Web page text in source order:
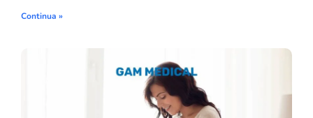
Continua »